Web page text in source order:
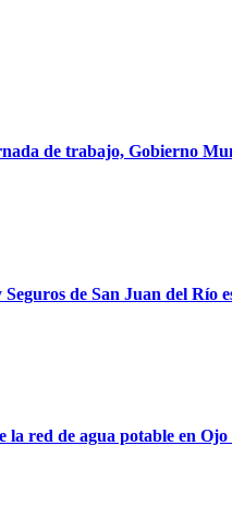
de trabajo, Gobierno
de San Juan del Río
red de agua potable en Ojo